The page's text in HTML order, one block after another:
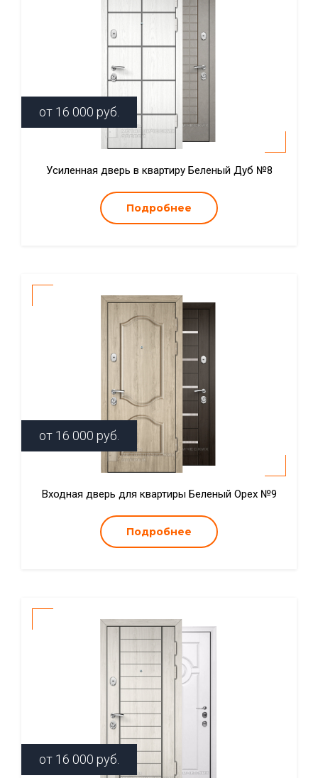
от 16 000 руб.
Усиленная дверь в квартиру Беленый Дуб №8
Подробнее
от 16 000 руб.
Входная дверь для квартиры Беленый Орех №9
Подробнее
от 16 000 руб.